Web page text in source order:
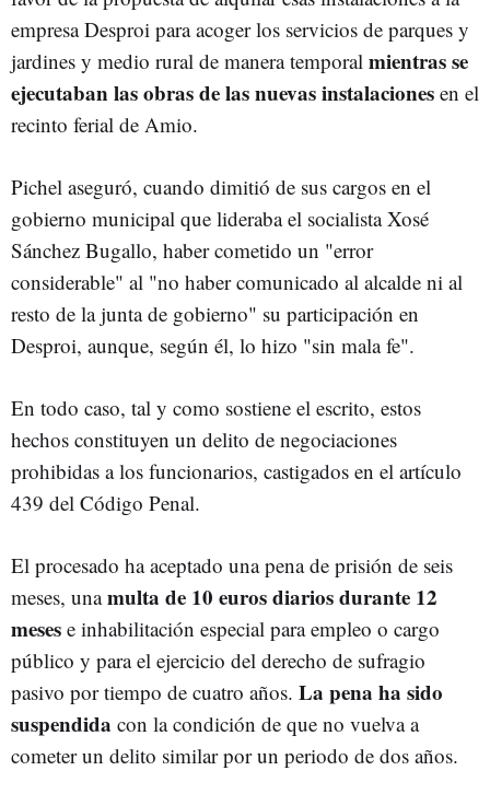
empresa Desproi para acoger los servicios de parques y
jardines y medio rural de manera temporal mientras se
ejecutaban las obras de las nuevas instalaciones en el
recinto ferial de Amio.
Pichel aseguró, cuando dimitió de sus cargos en el
gobierno municipal que lideraba el socialista Xosé
Sánchez Bugallo, haber cometido un "error
considerable" al "no haber comunicado al alcalde ni al
resto de la junta de gobierno" su participación en
Desproi, aunque, según él, lo hizo "sin mala fe".
En todo caso, tal y como sostiene el escrito, estos
hechos constituyen un delito de negociaciones
prohibidas a los funcionarios, castigados en el artículo
439 del Código Penal.
El procesado ha aceptado una pena de prisión de seis
meses, unamulta de 10 euros diarios durante 12
meses e inhabilitación especial para empleo o cargo
público y para el ejercicio del derecho de sufragio
pasivo por tiempo de cuatro años. La pena ha sido
suspendida con la condición de que no vuelva a
cometer un delito similar por un periodo de dos años.